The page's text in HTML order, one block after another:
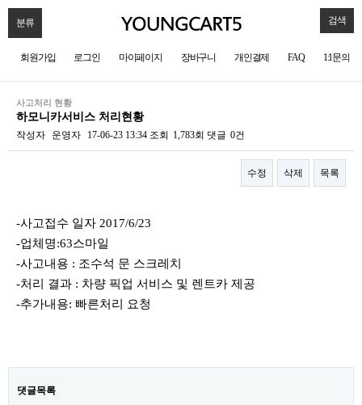
분류 검색
회원가입 로그인 마이페이지 장바구니 개인결제 FAQ 1:1문의
사고처리 현황
하모니카서비스 처리현황
작성자 운영자 17-06-23 13:34 조회 1,783회 댓글 0건
수정 삭제 목록
-사고접수 일자 2017/6/23
-업체명:63스마일
-사고내용 : 조수석 문 스크레치
-처리 결과 : 차량 픽업 서비스 및 렌트카 제공
-추가내용: 빠른처리 요청
댓글목록